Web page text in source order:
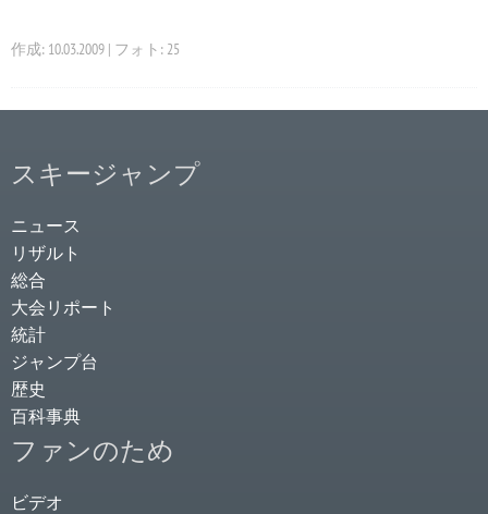
作成: 10.03.2009 | フォト: 25
スキージャンプ
ニュース
リザルト
総合
大会リポート
統計
ジャンプ台
歴史
百科事典
ファンのため
ビデオ